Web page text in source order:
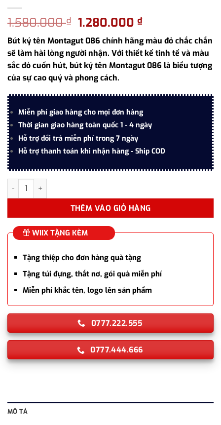
1.580.000₫ Giá
gốc
là:
1.580.000 ₫.
1.280.000₫Giá
hiện
tại
là:
1.280.000 ₫.
Bút ký tên Montagut 086 chính hãng màu đỏ chắc chắn
sẽ làm hài lòng người nhận. Với thiết kế tinh tế và màu
sắc đỏ cuốn hút, bút ký tên Montagut 086 là biểu tượng
của sự cao quý và phong cách.
Miễn phí giao hàng cho mọi đơn hàng
Thời gian giao hàng toàn quốc 1 - 4 ngày
Hỗ trợ đổi trả miễn phí trong 7 ngày
Hỗ trợ thanh toán khi nhận hàng - Ship COD
Bút ký tên Montagut 086 chính hãng màu đỏ cao cấp tặng
THÊM VÀO GIỎ HÀNG
WIIX TẶNG KÈM
Tặng thiệp cho đơn hàng quà tặng
Tặng túi đựng, thắt nơ, gói quà miễn phí
Miễn phí khắc tên, logo lên sản phẩm
0777.222.555
0777.444.666
MÔ TẢ